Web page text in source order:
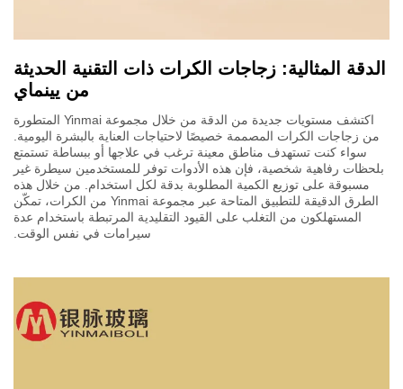
الدقة المثالية: زجاجات الكرات ذات التقنية الحديثة
من يينماي
اكتشف مستويات جديدة من الدقة من خلال مجموعة Yinmai المتطورة
من زجاجات الكرات المصممة خصيصًا لاحتياجات العناية بالبشرة اليومية.
سواء كنت تستهدف مناطق معينة ترغب في علاجها أو ببساطة تستمتع
بلحظات رفاهية شخصية، فإن هذه الأدوات توفر للمستخدمين سيطرة غير
مسبوقة على توزيع الكمية المطلوبة بدقة لكل استخدام. من خلال هذه
الطرق الدقيقة للتطبيق المتاحة عبر مجموعة Yinmai من الكرات، تمكّن
المستهلكون من التغلب على القيود التقليدية المرتبطة باستخدام عدة
سيرامات في نفس الوقت.